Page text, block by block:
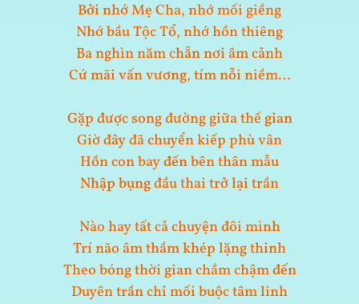
Bởi nhớ Mẹ Cha, nhớ mối giềng
Nhớ bầu Tộc Tổ, nhớ hồn thiêng
Ba nghìn năm chẵn nơi âm cảnh
Cứ mãi vấn vương, tím nỗi niềm…
Gặp được song đường giữa thế gian
Giờ đây đã chuyển kiếp phù vân
Hồn con bay đến bên thân mẫu
Nhập bụng đầu thai trở lại trần
Nào hay tất cả chuyện đôi mình
Trí não âm thầm khép lặng thinh
Theo bóng thời gian chầm chậm đến
Duyên trần chỉ mối buộc tâm linh